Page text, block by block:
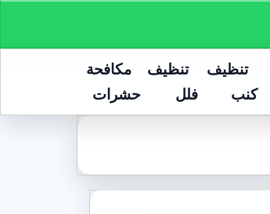
تنظيف
كنب
تنظيف
فلل
مكافحة
حشرات